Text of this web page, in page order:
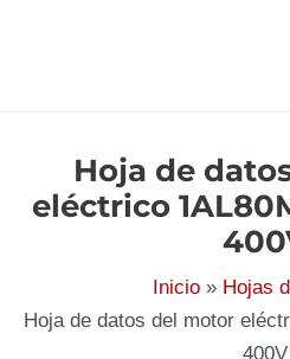
Hoja de
eléctrico
Inicio
Hojas
Hoja de datos del motor
400V